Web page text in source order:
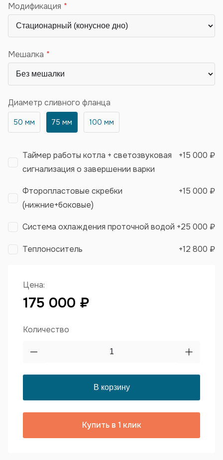
Модификация
Мешалка
Диаметр сливного фланца
50 мм 75 мм 100 мм
Таймер работы котла + светозвуковая
сигнализация о завершении варки
+15 000 ₽
Фторопластовые скребки
(нижние+боковые)
+15 000 ₽
Система охлаждения проточной водой +25 000 ₽
Теплоноситель +12 800 ₽
Цена:
175 000 ₽
Количество
Купить в 1 клик